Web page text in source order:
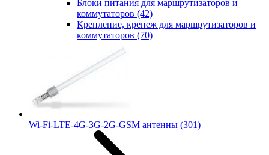
Блоки питания для маршрутизаторов и
коммутаторов (42)
Крепление, крепеж для маршрутизаторов и
коммутаторов (70)
Wi-Fi-LTE-4G-3G-2G-GSM антенны (301)